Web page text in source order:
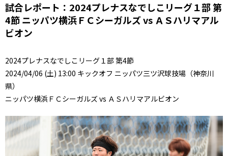
試合レポート：2024プレナスなでしこリーグ１部 第
4節 ニッパツ横浜ＦＣシーガルズ vs ＡＳハリマアル
ビオン
2024プレナスなでしこリーグ１部 第4節
2024/04/06 (土) 13:00 キックオフ ニッパツ三ツ沢球技場（神奈川
県）
ニッパツ横浜ＦＣシーガルズ vs ＡＳハリマアルビオン